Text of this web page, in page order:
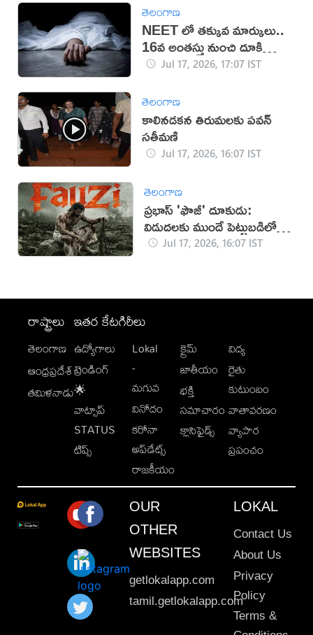
తెలంగాణ
NEET లో తక్కువ మార్కులు..
16వ అంతస్తు నుంచి దూకి
ఆత్మహత్య
Jul 17, 2026, 17:07 IST
తెలంగాణ
కాలినడకన తిరుమలకు పవన్‌
సతీమణి
Jul 17, 2026, 16:07 IST
తెలంగాణ
ప్రభాస్ 'ఫౌజీ' దూకుడు:
విడుదలకు ముందే పెట్టుబడిలో
సగం రికవరీ!
Jul 17, 2026, 16:07 IST
రాష్ట్రాలు
తెలంగాణ
ఆంధ్రప్రదేశ్
తమిళనాడు
ఇతర కేటగిరీలు
ఉద్యోగాలు
ట్రెండింగ్
🌟
వాట్సాప్
STATUS
టిప్స్
Lokal
-
మగువ
వినోదం
కరోనా
అప్‌డేట్స్
రాజకీయం
క్రైమ్
జాతీయం
భక్తి
సమాచారం
క్లాసిఫైడ్స్
విద్య
రైతు
కుటుంబం
వాతావరణం
వ్యాపార
ప్రపంచం
OUR
OTHER
WEBSITES
getlokalapp.com
tamil.getlokalapp.com
LOKAL
Contact Us
About Us
Privacy
Policy
Terms &